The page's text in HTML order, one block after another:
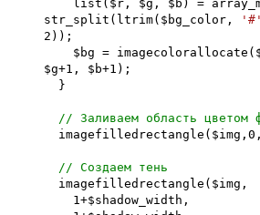
list($r, $g, $b) =
str_split(ltrim($bg_color,
'#'
2));
$bg =
$g+1, $b+1);
}
// Заливаем область цветом
// Создаем тень
imagefilledrectangle($img,
1+$shadow_width,